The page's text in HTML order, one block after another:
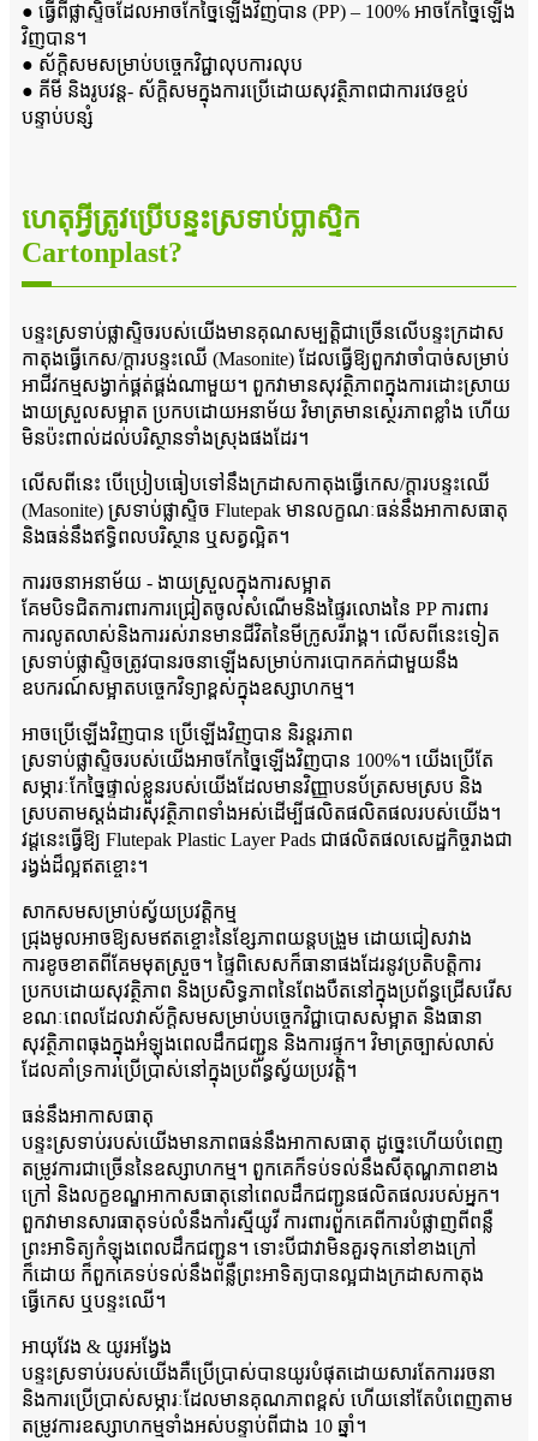
● ធ្វើពីផ្លាស្ទិចដែលអាចកែច្នៃឡើងវិញបាន (PP) – 100% អាចកែច្នៃឡើង
វិញបាន។
● ស័ក្តិសមសម្រាប់បច្ចេកវិជ្ជាលុបការលុប
● គីមី និងរូបវន្ត- ស័ក្តិសមក្នុងការប្រើដោយសុវត្ថិភាពជាការវេចខ្ចប់
បន្ទាប់បន្សំ
ហេតុអ្វីត្រូវប្រើបន្ទះស្រទាប់ប្លាស្ទិក
Cartonplast?
បន្ទះស្រទាប់ផ្លាស្ទិចរបស់យើងមានគុណសម្បត្តិជាច្រើនលើបន្ទះក្រដាស
កាតុងធ្វើកេស/ក្តារបន្ទះឈើ (Masonite) ដែលធ្វើឱ្យពួកវាចាំបាច់សម្រាប់
អាជីវកម្មសង្វាក់ផ្គត់ផ្គង់ណាមួយ។ ពួកវាមានសុវត្ថិភាពក្នុងការដោះស្រាយ
ងាយស្រួលសម្អាត ប្រកបដោយអនាម័យ វិមាត្រមានស្ថេរភាពខ្លាំង ហើយ
មិនប៉ះពាល់ដល់បរិស្ថានទាំងស្រុងផងដែរ។
លើសពីនេះ បើប្រៀបធៀបទៅនឹងក្រដាសកាតុងធ្វើកេស/ក្តារបន្ទះឈើ
(Masonite) ស្រទាប់ផ្លាស្ទិច Flutepak មានលក្ខណៈធន់នឹងអាកាសធាតុ
និងធន់នឹងឥទ្ធិពលបរិស្ថាន ឬសត្វល្អិត។
ការរចនាអនាម័យ - ងាយស្រួលក្នុងការសម្អាត
គែមបិទជិតការពារការជ្រៀតចូលសំណើមនិងផ្ទៃរលោងនៃ PP ការពារ
ការលូតលាស់និងការរស់រានមានជីវិតនៃមីក្រូសរីរាង្គ។ លើសពីនេះទៀត
ស្រទាប់ផ្លាស្ទិចត្រូវបានរចនាឡើងសម្រាប់ការបោកគក់ជាមួយនឹង
ឧបករណ៍សម្អាតបច្ចេកវិទ្យាខ្ពស់ក្នុងឧស្សាហកម្ម។
អាចប្រើឡើងវិញបាន ប្រើឡើងវិញបាន និរន្តរភាព
ស្រទាប់ផ្លាស្ទិចរបស់យើងអាចកែច្នៃឡើងវិញបាន 100%។ យើងប្រើតែ
សម្ភារៈកែច្នៃផ្ទាល់ខ្លួនរបស់យើងដែលមានវិញ្ញាបនប័ត្រសមស្រប និង
ស្របតាមស្តង់ដារសុវត្ថិភាពទាំងអស់ដើម្បីផលិតផលិតផលរបស់យើង។
វដ្តនេះធ្វើឱ្យ Flutepak Plastic Layer Pads ជាផលិតផលសេដ្ឋកិច្ចរាងជា
រង្វង់ដ៏ល្អឥតខ្ចោះ។
សាកសមសម្រាប់ស្វ័យប្រវត្តិកម្ម
ជ្រុងមូលអាចឱ្យសមឥតខ្ចោះនៃខ្សែភាពយន្តបង្រួម ដោយជៀសវាង
ការខូចខាតពីគែមមុតស្រួច។ ផ្ទៃពិសេសក៏ធានាផងដែរនូវប្រតិបត្តិការ
ប្រកបដោយសុវត្ថិភាព និងប្រសិទ្ធភាពនៃពែងបឺតនៅក្នុងប្រព័ន្ធជ្រើសរើស
ខណៈពេលដែលវាស័ក្តិសមសម្រាប់បច្ចេកវិជ្ជាបោសសម្អាត និងធានា
សុវត្ថិភាពធុងក្នុងអំឡុងពេលដឹកជញ្ជូន និងការផ្ទុក។ វិមាត្រច្បាស់លាស់
ដែលគាំទ្រការប្រើប្រាស់នៅក្នុងប្រព័ន្ធស្វ័យប្រវត្តិ។
ធន់នឹងអាកាសធាតុ
បន្ទះស្រទាប់របស់យើងមានភាពធន់នឹងអាកាសធាតុ ដូច្នេះហើយបំពេញ
តម្រូវការជាច្រើននៃឧស្សាហកម្ម។ ពួកគេក៏ទប់ទល់នឹងសីតុណ្ហភាពខាង
ក្រៅ និងលក្ខខណ្ឌអាកាសធាតុនៅពេលដឹកជញ្ជូនផលិតផលរបស់អ្នក។
ពួកវាមានសារធាតុទប់លំនឹងកាំរស្មីយូវី ការពារពួកគេពីការបំផ្លាញពីពន្លឺ
ព្រះអាទិត្យកំឡុងពេលដឹកជញ្ជូន។ ទោះបីជាវាមិនគួរទុកនៅខាងក្រៅ
ក៏ដោយ ក៏ពួកគេទប់ទល់នឹងពន្លឺព្រះអាទិត្យបានល្អជាងក្រដាសកាតុង
ធ្វើកេស ឬបន្ទះឈើ។
អាយុវែង & យូរអង្វែង
បន្ទះស្រទាប់របស់យើងគឺប្រើប្រាស់បានយូរបំផុតដោយសារតែការរចនា
និងការប្រើប្រាស់សម្ភារៈដែលមានគុណភាពខ្ពស់ ហើយនៅតែបំពេញតាម
តម្រូវការឧស្សាហកម្មទាំងអស់បន្ទាប់ពីជាង 10 ឆ្នាំ។